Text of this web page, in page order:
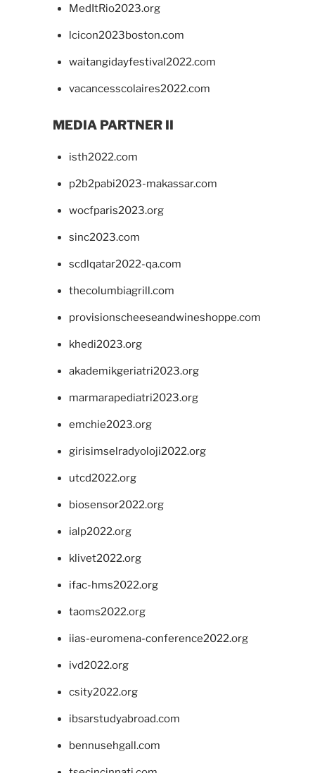
MedItRio2023.org
lcicon2023boston.com
waitangidayfestival2022.com
vacancesscolaires2022.com
MEDIA PARTNER II
isth2022.com
p2b2pabi2023-makassar.com
wocfparis2023.org
sinc2023.com
scdlqatar2022-qa.com
thecolumbiagrill.com
provisionscheeseandwineshoppe.com
khedi2023.org
akademikgeriatri2023.org
marmarapediatri2023.org
emchie2023.org
girisimselradyoloji2022.org
utcd2022.org
biosensor2022.org
ialp2022.org
klivet2022.org
ifac-hms2022.org
taoms2022.org
iias-euromena-conference2022.org
ivd2022.org
csity2022.org
ibsarstudyabroad.com
bennusehgall.com